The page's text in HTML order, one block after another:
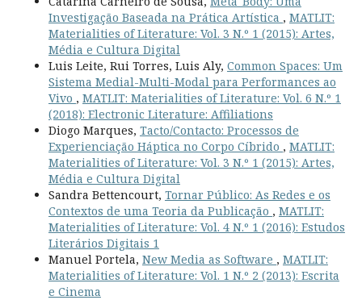
Investigação Baseada na Prática Artística , MATLIT:
Materialities of Literature: Vol. 3 N.º 1 (2015): Artes,
Média e Cultura Digital
Luis Leite, Rui Torres, Luis Aly, Common Spaces: Um
Sistema Medial-Multi-Modal para Performances ao
Vivo , MATLIT: Materialities of Literature: Vol. 6 N.º 1
(2018): Electronic Literature: Affiliations
Diogo Marques, Tacto/Contacto: Processos de
Experienciação Háptica no Corpo Cíbrido , MATLIT:
Materialities of Literature: Vol. 3 N.º 1 (2015): Artes,
Média e Cultura Digital
Sandra Bettencourt, Tornar Público: As Redes e os
Contextos de uma Teoria da Publicação , MATLIT:
Materialities of Literature: Vol. 4 N.º 1 (2016): Estudos
Literários Digitais 1
Manuel Portela, New Media as Software , MATLIT:
Materialities of Literature: Vol. 1 N.º 2 (2013): Escrita
e Cinema